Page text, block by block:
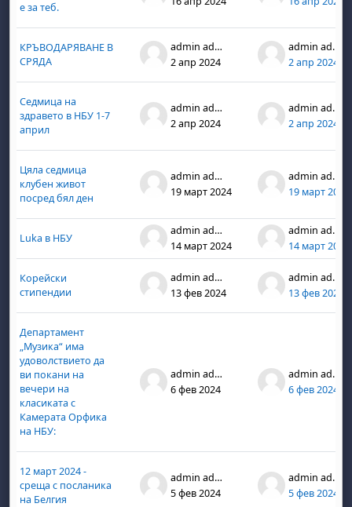
е за теб.
КРЪВОДАРЯВАНЕ В
СРЯДА
admin admin
2 апр 2024
admin admin
2 апр 2024
Седмица на
здравето в НБУ 1-7
април
admin admin
2 апр 2024
admin admin
2 апр 2024
Цяла седмица
клубен живот
посред бял ден
admin admin
19 март 2024
admin admin
19 март 2024
Luka в НБУ
admin admin
14 март 2024
admin admin
14 март 2024
Корейски
стипендии
admin admin
13 фев 2024
admin admin
13 фев 2024
Департамент
„Музика“ има
удоволствието да
ви покани на
вечери на
класиката с
Камерата Орфика
на НБУ:
admin admin
6 фев 2024
admin admin
6 фев 2024
12 март 2024 -
среща с посланика
на Белгия
admin admin
5 фев 2024
admin admin
5 фев 2024